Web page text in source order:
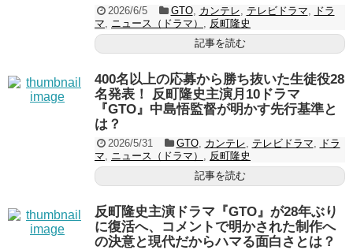
2026/6/5 GTO, カンテレ, テレビドラマ, ドラ
マ, ニュース（ドラマ） , 反町隆史
記事を読む
400名以上の応募から勝ち抜いた生徒役28
名発表！ 反町隆史主演月10ドラマ
『GTO』中島悟監督が明かす先行基準と
は？
2026/5/31 GTO, カンテレ, テレビドラマ, ドラ
マ, ニュース（ドラマ） , 反町隆史
記事を読む
反町隆史主演ドラマ『GTO』が28年ぶり
に復活へ、コメントで明かされた制作へ
の決意と現代だからハマる面白さとは？